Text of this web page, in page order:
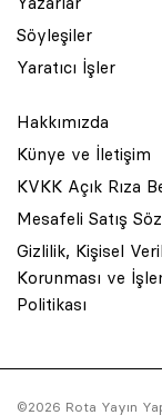
Söyleşiler
Yaratıcı İşler
Hakkımızda
Künye ve İletişim
KVKK Açık Rıza
Mesafeli Satış
Gizlilik, Kişisel
Korunması ve
Politikası
©2026 Rota Yayın
© 2001 Rota Yayın
Asquared